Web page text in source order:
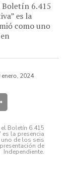
Boletín 6.415
es la
como uno
enero, 2024
Boletín 6.415
la presencia
de los seis
de
Independiente.